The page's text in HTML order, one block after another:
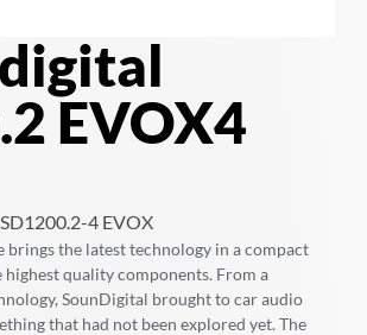
EVOX4
4 EVOX
brings the latest technology in a compact
highest quality components. From a
SounDigital brought to car audio
that had not been explored yet. The